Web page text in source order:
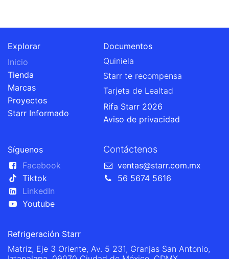
Explorar
Inicio
Tienda
Marcas
Proyectos
Starr Informado
Documentos
Quiniela
Starr te recompensa
Tarjeta de Lealtad
Rifa Starr 2026
Aviso de privacidad
Síguenos
Facebook
Tiktok
LinkedIn
Youtube
Contáctenos
ventas@starr.com.mx
56 5674 5616
Refrigeración Starr
Matriz, Eje 3 Oriente, Av. 5 231, Granjas San Antonio,